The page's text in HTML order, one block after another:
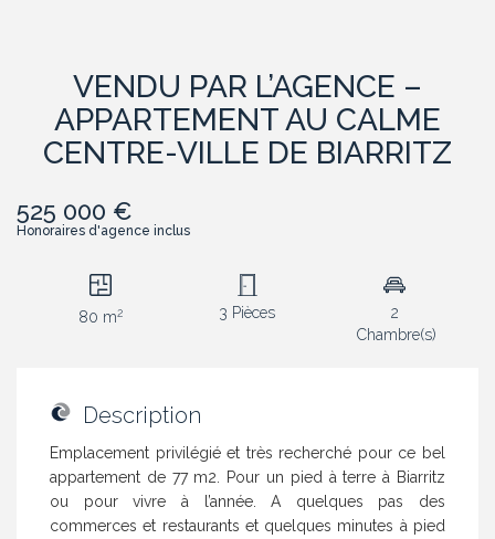
VENDU PAR L’AGENCE –
APPARTEMENT AU CALME
CENTRE-VILLE DE BIARRITZ
525 000 €
Honoraires d'agence inclus
80 m2 3 Pièces
2
Chambre(s)
Description
Emplacement privilégié et très recherché pour ce bel
appartement de 77 m2. Pour un pied à terre à Biarritz
ou pour vivre à l’année. A quelques pas des
commerces et restaurants et quelques minutes à pied